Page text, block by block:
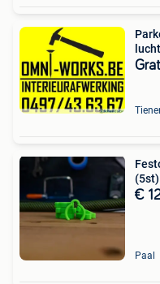
(5st)
€
Paal